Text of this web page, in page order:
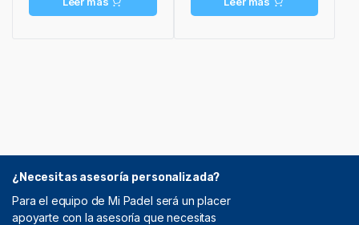
¿Necesitas asesoría personalizada?
Para el equipo de Mi Padel será un placer
apoyarte con la asesoría que necesitas